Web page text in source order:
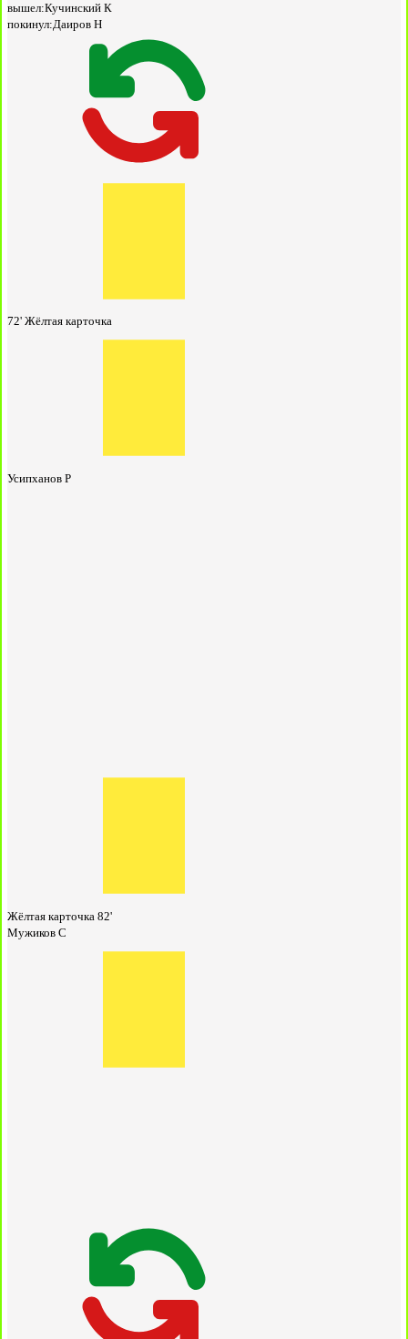
вышел:Кучинский К
покинул:Даиров Н
72' Жёлтая карточка
Усипханов Р
Жёлтая карточка 82'
Мужиков С